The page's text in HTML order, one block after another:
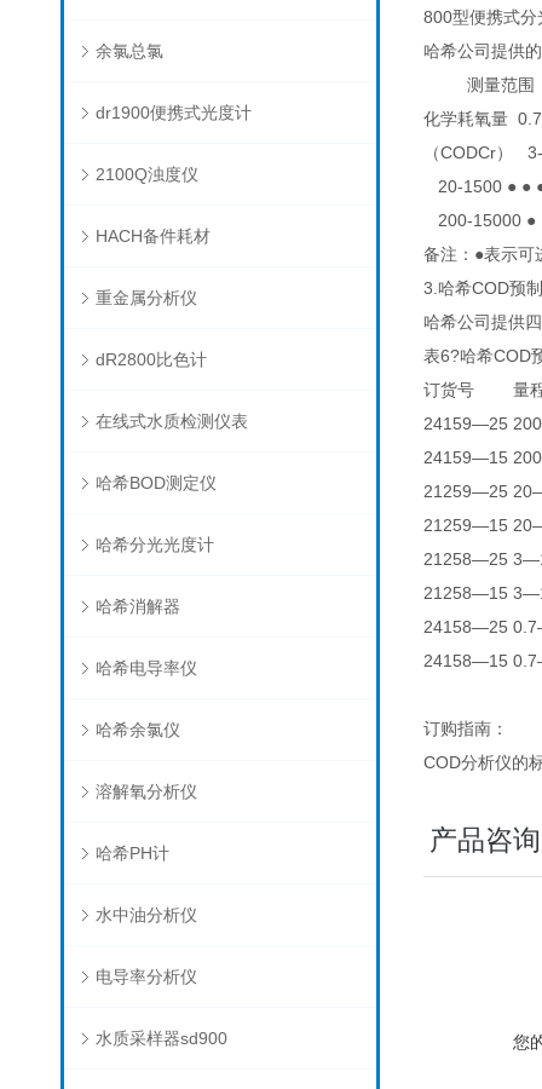
余氯总氯
dr1900便携式光度计
2100Q浊度仪
HACH备件耗材
重金属分析仪
dR2800比色计
在线式水质检测仪表
哈希BOD测定仪
哈希分光光度计
哈希消解器
哈希电导率仪
哈希余氯仪
溶解氧分析仪
哈希PH计
水中油分析仪
电导率分析仪
水质采样器sd900
800型便携式
哈希公司提供
测量范围（
化学耗氧量
（CODCr）
20-1500 ● ●
200-15000 ●
备注：●表示可
3.哈希COD预
哈希公司提供
表6?哈希COD
订货号 量程
24159—25
24159—15
21259—25
21259—15
21258—25
21258—15
24158—25
24158—15
订购指南：
COD分析仪的
产品咨询
您